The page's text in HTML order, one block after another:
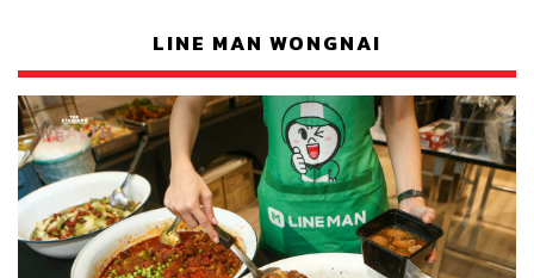
LINE MAN WONGNAI